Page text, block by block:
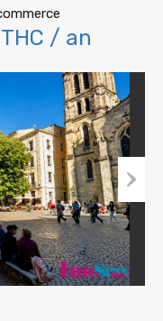
/ an
Next